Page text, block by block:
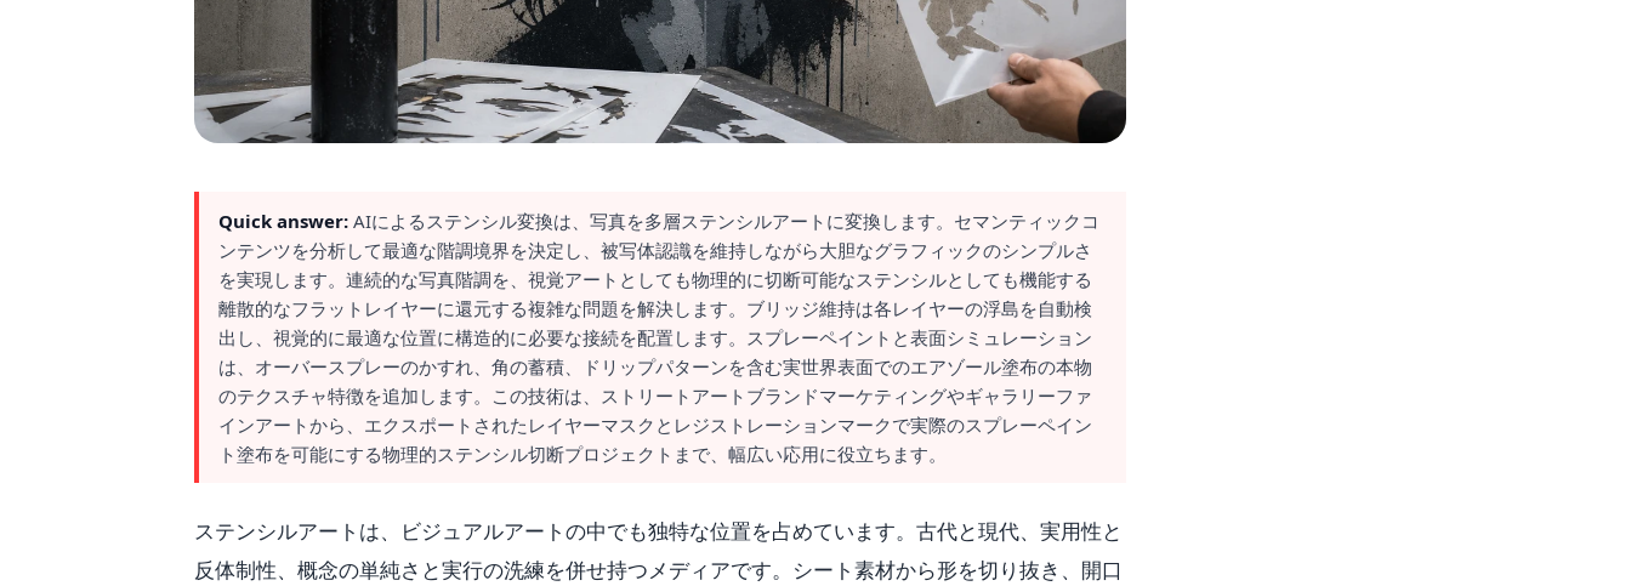
Quick answer: AIによるステンシル変換は、写真を多層ステンシルアートに変換します。セマンティックコ
ンテンツを分析して最適な階調境界を決定し、被写体認識を維持しながら大胆なグラフィックのシンプルさ
を実現します。連続的な写真階調を、視覚アートとしても物理的に切断可能なステンシルとしても機能する
離散的なフラットレイヤーに還元する複雑な問題を解決します。ブリッジ維持は各レイヤーの浮島を自動検
出し、視覚的に最適な位置に構造的に必要な接続を配置します。スプレーペイントと表面シミュレーション
は、オーバースプレーのかすれ、角の蓄積、ドリップパターンを含む実世界表面でのエアゾール塗布の本物
のテクスチャ特徴を追加します。この技術は、ストリートアートブランドマーケティングやギャラリーファ
インアートから、エクスポートされたレイヤーマスクとレジストレーションマークで実際のスプレーペイン
ト塗布を可能にする物理的ステンシル切断プロジェクトまで、幅広い応用に役立ちます。
ステンシルアートは、ビジュアルアートの中でも独特な位置を占めています。古代と現代、実用性と
反体制性、概念の単純さと実行の洗練を併せ持つメディアです。シート素材から形を切り抜き、開口